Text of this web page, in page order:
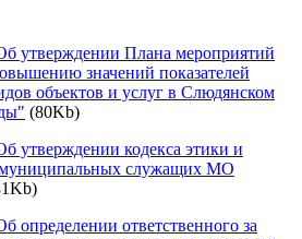
утверждении Плана мероприятий
значений показателей
объектов и услуг в Слюдянском
(80Kb)
утверждении кодекса этики и
муниципальных служащих МО
определении ответственного за